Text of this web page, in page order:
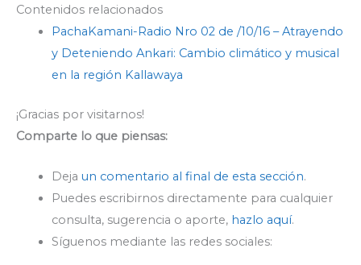
Contenidos relacionados
PachaKamani-Radio Nro 02 de /10/16 – Atrayendo
y Deteniendo Ankari: Cambio climático y musical
en la región Kallawaya
¡Gracias por visitarnos!
Comparte lo que piensas:
Deja un comentario al final de esta sección.
Puedes escribirnos directamente para cualquier
consulta, sugerencia o aporte, hazlo aquí.
Síguenos mediante las redes sociales: